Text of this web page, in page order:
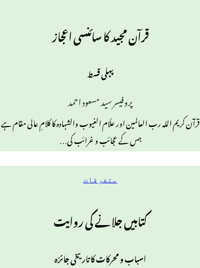
قرآن مجید کا سائنسی اعجاز
پہلی قسط
پروفیسر سید مسعود احمد
قرآن کریم اللہ رب العالمین اور علّام الغیوب والشہادہ کا کلامِ عالی مقام ہے
جس کے عجائب و غرائب کی…
متفرقات
کتابیں جلانے کی روایت
اسباب و محرکات کا تاریخی جائزہ